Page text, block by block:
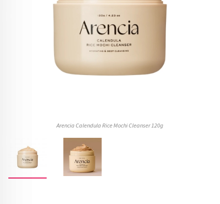
Arencia Calendula Rice Mochi Cleanser 120g